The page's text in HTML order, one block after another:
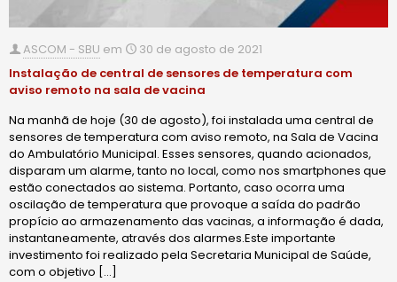
ASCOM - SBU em
30 de agosto de 2021
Instalação de central de sensores de temperatura com
aviso remoto na sala de vacina
Na manhã de hoje (30 de agosto), foi instalada uma central de
sensores de temperatura com aviso remoto, na Sala de Vacina
do Ambulatório Municipal. Esses sensores, quando acionados,
disparam um alarme, tanto no local, como nos smartphones que
estão conectados ao sistema. Portanto, caso ocorra uma
oscilação de temperatura que provoque a saída do padrão
propício ao armazenamento das vacinas, a informação é dada,
instantaneamente, através dos alarmes.Este importante
investimento foi realizado pela Secretaria Municipal de Saúde,
com o objetivo […]